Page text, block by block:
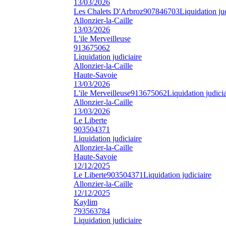
13/03/2026
Les Chalets D'Arbroz907846703Liquidation
Allonzier-la-Caille
13/03/2026
L'ile Merveilleuse
913675062
Liquidation judiciaire
Allonzier-la-Caille
Haute-Savoie
13/03/2026
L'ile Merveilleuse913675062Liquidation
Allonzier-la-Caille
13/03/2026
Le Liberte
903504371
Liquidation judiciaire
Allonzier-la-Caille
Haute-Savoie
12/12/2025
Le Liberte903504371Liquidation judiciaire
Allonzier-la-Caille
12/12/2025
Kaylim
793563784
Liquidation judiciaire